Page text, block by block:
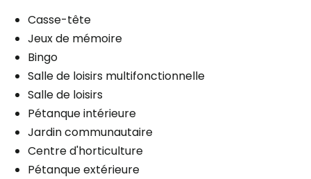
Casse-tête
Jeux de mémoire
Bingo
Salle de loisirs multifonctionnelle
Salle de loisirs
Pétanque intérieure
Jardin communautaire
Centre d'horticulture
Pétanque extérieure